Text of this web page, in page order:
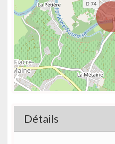
Détails